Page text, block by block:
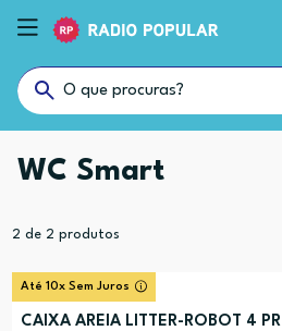
WC Smart
2 de 2 produtos
Até 10x Sem Juros
CAIXA AREIA LITTER-ROBOT 4 PR